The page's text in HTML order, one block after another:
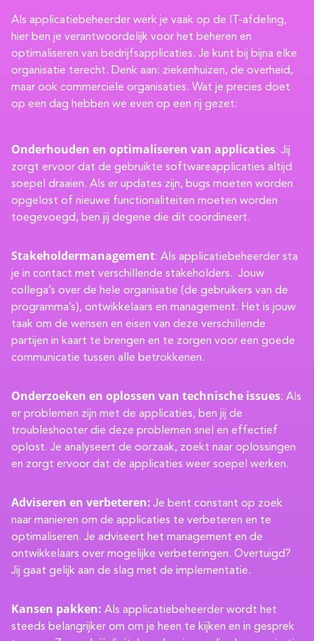
Als applicatiebeheerder werk je vaak op de IT-afdeling,
hier ben je verantwoordelijk voor het beheren en
optimaliseren van bedrijfsapplicaties. Je kunt bij bijna elke
organisatie terecht. Denk aan: ziekenhuizen, de overheid,
maar ook commerciële organisaties. Wat je precies doet
op een dag hebben we even op een rij gezet:
Onderhouden en optimaliseren van applicaties: Jij
zorgt ervoor dat de gebruikte softwareapplicaties altijd
soepel draaien. Als er updates zijn, bugs moeten worden
opgelost of nieuwe functionaliteiten moeten worden
toegevoegd, ben jij degene die dit coördineert.
Stakeholdermanagement: Als applicatiebeheerder sta
je in contact met verschillende stakeholders. Jouw
collega’s over de hele organisatie (de gebruikers van de
programma’s), ontwikkelaars en management. Het is jouw
taak om de wensen en eisen van deze verschillende
partijen in kaart te brengen en te zorgen voor een goede
communicatie tussen alle betrokkenen.
Onderzoeken en oplossen van technische issues: Als
er problemen zijn met de applicaties, ben jij de
troubleshooter die deze problemen snel en effectief
oplost. Je analyseert de oorzaak, zoekt naar oplossingen
en zorgt ervoor dat de applicaties weer soepel werken.
Adviseren en verbeteren: Je bent constant op zoek
naar manieren om de applicaties te verbeteren en te
optimaliseren. Je adviseert het management en de
ontwikkelaars over mogelijke verbeteringen. Overtuigd?
Jij gaat gelijk aan de slag met de implementatie.
Kansen pakken: Als applicatiebeheerder wordt het
steeds belangrijker om om je heen te kijken en in gesprek